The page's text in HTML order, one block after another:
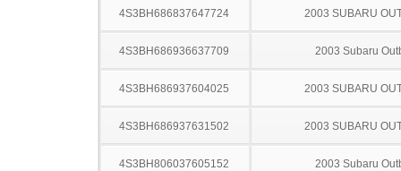
4S3BH686837647724 2003 SUBARU
4S3BH686936637709 2003 Subaru
4S3BH686937604025 2003 SUBARU
4S3BH686937631502 2003 SUBARU
4S3BH806037605152 2003 Subaru